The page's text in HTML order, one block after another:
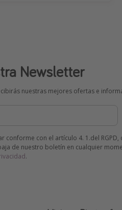
Newsletter
nuestras mejores ofertas e
conforme con el artículo 4. 1.del
de nuestro boletín en cualquier
.